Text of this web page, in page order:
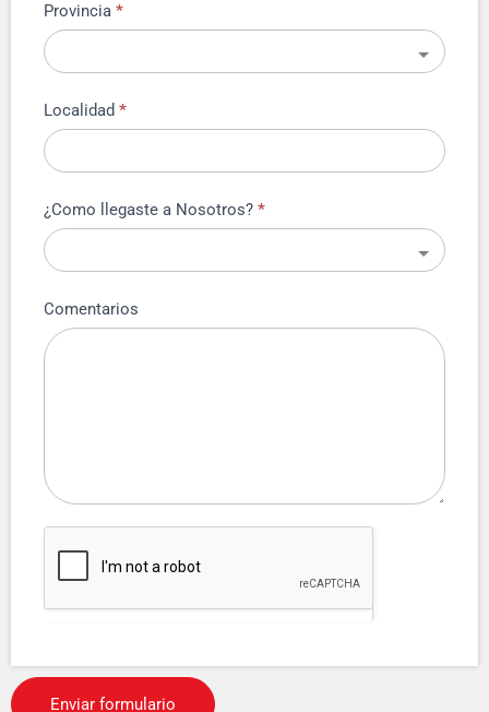
Provincia *
Localidad *
¿Como llegaste a Nosotros? *
Comentarios